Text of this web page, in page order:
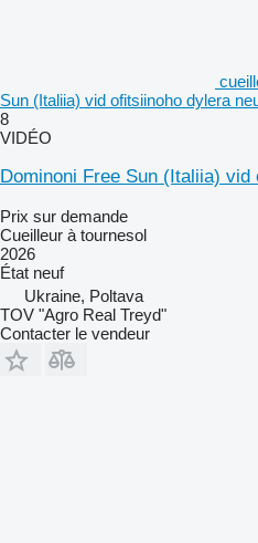
Sun (Italiia) vid ofitsiinoho dylera
8
VIDÉO
Dominoni Free Sun (Italiia) vid
Prix sur demande
Cueilleur à tournesol
2026
État neuf
Ukraine, Poltava
TOV "Agro Real Treyd"
Contacter le vendeur